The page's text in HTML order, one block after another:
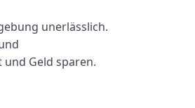
unerlässlich.
Geld sparen.